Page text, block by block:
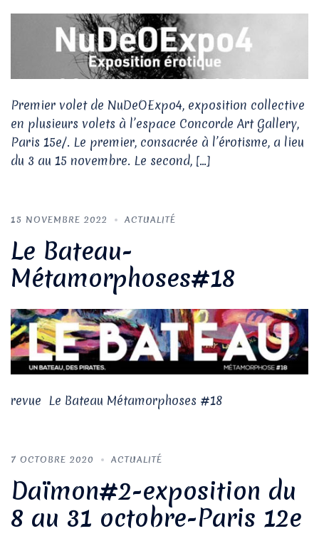
Premier volet de NuDeOExpo4, exposition collective
en plusieurs volets à l’espace Concorde Art Gallery,
Paris 15e/. Le premier, consacrée à l’érotisme, a lieu
du 3 au 15 novembre. Le second, […]
15 NOVEMBRE 2022 ACTUALITÉ
Le Bateau-
Métamorphoses#18
revue Le Bateau Métamorphoses #18
7 OCTOBRE 2020 ACTUALITÉ
Daïmon#2-exposition du
8 au 31 octobre-Paris 12e